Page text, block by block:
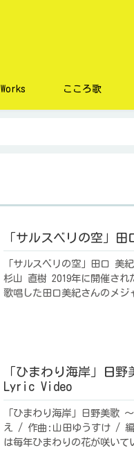
Works こころ歌
「サルスベリの空」
「サルスベリの空」田口
杉山 直樹 2019年に開催され
歌唱した田口美紀さんのメ
「ひまわり海岸」日
Lyric Video
「ひまわり海岸」日野美歌
え / 作曲:山田ゆうすけ / 編
は毎年ひまわりの花が咲い